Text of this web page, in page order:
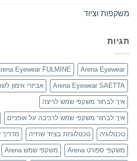
משקפות וציוד
תגיות
Arena Eyewear
Eyewear FULMINE
Arena Eyewear SAETTA אביזרי אימון
איך לבחור משקפי שמש לריצה
איך לבחור משקפי שמש לרכיבה על אופניים
טכנולוגיה טכנולוגיות בציוד שחייה מדריך
משקפי ספורט Arena משקפי שמש Arena